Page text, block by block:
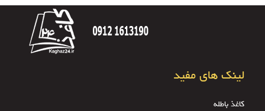
لینک های مفید
کاغذ باطله